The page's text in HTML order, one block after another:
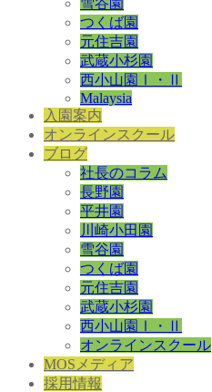
雪谷園
つくば園
元住吉園
武蔵小杉園
西小山園Ⅰ・Ⅱ
Malaysia
入園案内
オンラインスクール
ブログ
社長のコラム
長野園
平井園
川崎小田園
雪谷園
つくば園
元住吉園
武蔵小杉園
西小山園Ⅰ・Ⅱ
オンラインスクール
MOSメディア
採用情報